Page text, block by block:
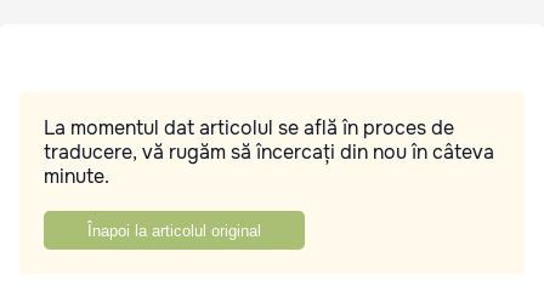
La momentul dat articolul se află în proces de
traducere, vă rugăm să încercați din nou în câteva
minute.
Înapoi la articolul original